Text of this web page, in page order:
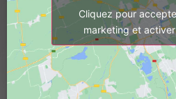
Cliquez pour
marketing et